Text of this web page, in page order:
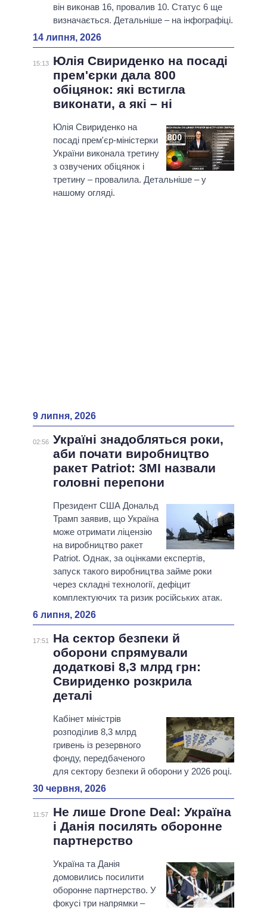
він виконав 16, провалив 10. Статус 6 ще
визначається. Детальніше – на інфографіці.
14 липня, 2026
15:13
Юлія Свириденко на посаді
прем'єрки дала 800
обіцянок: які встигла
виконати, а які – ні
Юлія Свириденко на
посаді прем'єр-міністерки
України виконала третину
з озвучених обіцянок і
третину – провалила. Детальніше – у
нашому огляді.
9 липня, 2026
02:56 Україні знадобляться роки,
аби почати виробництво
ракет Patriot: ЗМІ назвали
головні перепони
Президент США Дональд
Трамп заявив, що Україна
може отримати ліцензію
на виробництво ракет
Patriot. Однак, за оцінками експертів,
запуск такого виробництва займе роки
через складні технології, дефіцит
комплектуючих та ризик російських атак.
6 липня, 2026
17:51
На сектор безпеки й
оборони спрямували
додаткові 8,3 млрд грн:
Свириденко розкрила
деталі
Кабінет міністрів
розподілив 8,3 млрд
гривень із резервного
фонду, передбаченого
для сектору безпеки й оборони у 2026 році.
30 червня, 2026
11:57
Не лише Drone Deal: Україна
і Данія посилять оборонне
партнерство
Україна та Данія
домовились посилити
оборонне партнерство. У
фокусі три напрямки –